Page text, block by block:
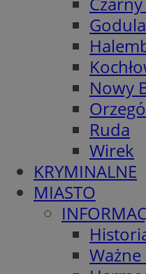
Godula
Nowy
Ruda
Wirek
KRYMINALNE
MIASTO